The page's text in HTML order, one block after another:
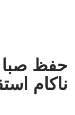
حفظ صبا
ناکام